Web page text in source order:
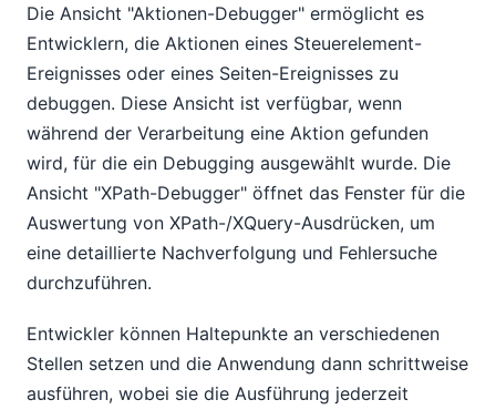
Die Ansicht "Aktionen-Debugger" ermöglicht es
Entwicklern, die Aktionen eines Steuerelement-
Ereignisses oder eines Seiten-Ereignisses zu
debuggen. Diese Ansicht ist verfügbar, wenn
während der Verarbeitung eine Aktion gefunden
wird, für die ein Debugging ausgewählt wurde. Die
Ansicht "XPath-Debugger" öffnet das Fenster für die
Auswertung von XPath-/XQuery-Ausdrücken, um
eine detaillierte Nachverfolgung und Fehlersuche
durchzuführen.
Entwickler können Haltepunkte an verschiedenen
Stellen setzen und die Anwendung dann schrittweise
ausführen, wobei sie die Ausführung jederzeit